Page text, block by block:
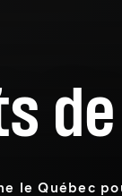
le Québec